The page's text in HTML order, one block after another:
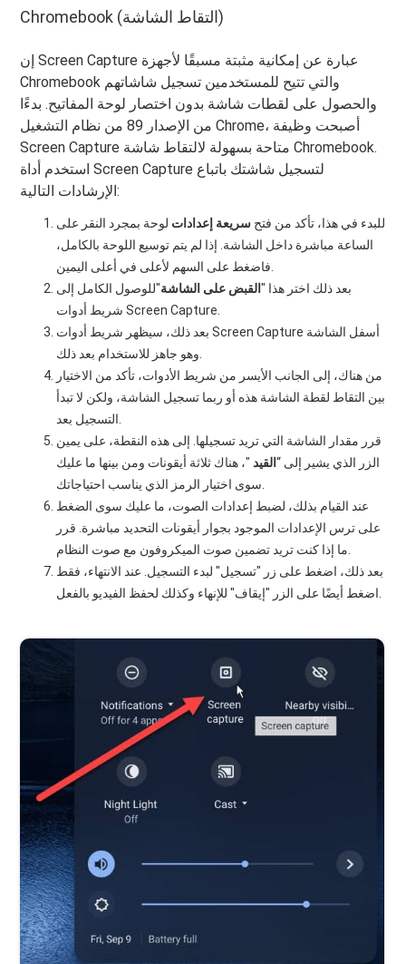
Chromebook (التقاط الشاشة)
إن Screen Capture عبارة عن إمكانية مثبتة مسبقًا لأجهزة
Chromebook والتي تتيح للمستخدمين تسجيل شاشاتهم
والحصول على لقطات شاشة بدون اختصار لوحة المفاتيح. بدءًا
من الإصدار 89 من نظام التشغيل Chrome، أصبحت وظيفة
Screen Capture متاحة بسهولة لالتقاط شاشة Chromebook.
استخدم أداة Screen Capture لتسجيل شاشتك باتباع
الإرشادات التالية:
للبدء في هذا، تأكد من فتح سريعة إعدادات لوحة بمجرد النقر على
الساعة مباشرة داخل الشاشة. إذا لم يتم توسيع اللوحة بالكامل،
بعد ذلك اختر هذا "القبض على الشاشة"للوصول الكامل إلى
شريط أدوات Screen Capture.
بعد ذلك، سيظهر شريط أدوات Screen Capture أسفل الشاشة
من هناك، إلى الجانب الأيسر من شريط الأدوات، تأكد من الاختيار
بين التقاط لقطة الشاشة هذه أو ربما تسجيل الشاشة، ولكن لا تبدأ
قرر مقدار الشاشة التي تريد تسجيلها. إلى هذه النقطة، على يمين
الزر الذي يشير إلى “القيد "، هناك ثلاثة أيقونات ومن بينها ما عليك
عند القيام بذلك، لضبط إعدادات الصوت، ما عليك سوى الضغط
على ترس الإعدادات الموجود بجوار أيقونات التحديد مباشرة. قرر
بعد ذلك، اضغط على زر "تسجيل" لبدء التسجيل. عند الانتهاء، فقط